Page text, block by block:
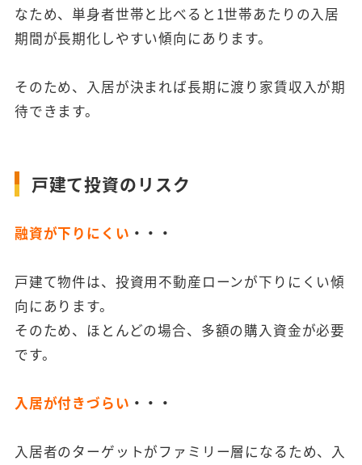
なため、単身者世帯と比べると1世帯あたりの入居
期間が長期化しやすい傾向にあります。
そのため、入居が決まれば長期に渡り家賃収入が期
待できます。
戸建て投資のリスク
融資が下りにくい ・・・
戸建て物件は、投資用不動産ローンが下りにくい傾
向にあります。
そのため、ほとんどの場合、多額の購入資金が必要
です。
入居が付きづらい ・・・
入居者のターゲットがファミリー層になるため、入